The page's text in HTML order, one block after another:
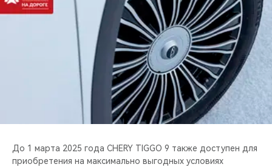
До 1 марта 2025 года CHERY TIGGO 9 также доступен для
приобретения на максимально выгодных условиях